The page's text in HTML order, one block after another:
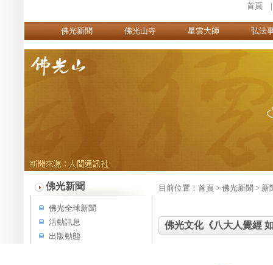
首頁
佛光新聞 佛光山寺 星雲大師 弘法
佛光新聞
佛光全球新聞
活動訊息
出版動態
目前位置： 首頁 > 佛光新聞 > 新
佛光文化《八大人覺經